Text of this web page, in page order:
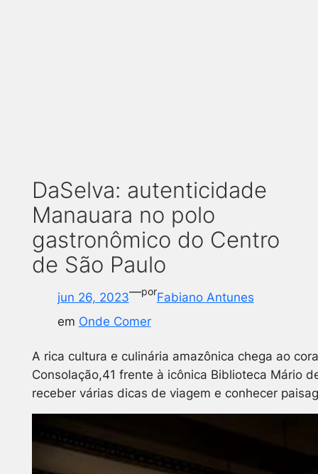
DaSelva: autenticidade
Manauara no polo
gastronômico do Centro
de São Paulo
jun 26, 2023—porFabiano Antunes
em Onde Comer
A rica cultura e culinária amazônica chega ao
Consolação,41 frente à icônica Biblioteca Mário
receber várias dicas de viagem e conhecer